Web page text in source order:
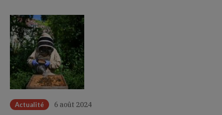
Actualité 6 août 2024